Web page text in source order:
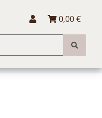
0,00 €